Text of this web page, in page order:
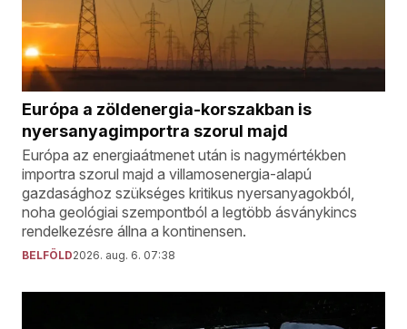
Európa a zöldenergia-korszakban is
nyersanyagimportra szorul majd
Európa az energiaátmenet után is nagymértékben
importra szorul majd a villamosenergia-alapú
gazdasághoz szükséges kritikus nyersanyagokból,
noha geológiai szempontból a legtöbb ásványkincs
rendelkezésre állna a kontinensen.
BELFÖLD2026. aug. 6. 07:38